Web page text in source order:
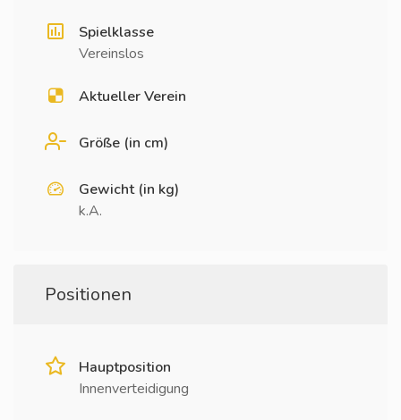
Spielklasse
Vereinslos
Aktueller Verein
Größe (in cm)
Gewicht (in kg)
k.A.
Positionen
Hauptposition
Innenverteidigung